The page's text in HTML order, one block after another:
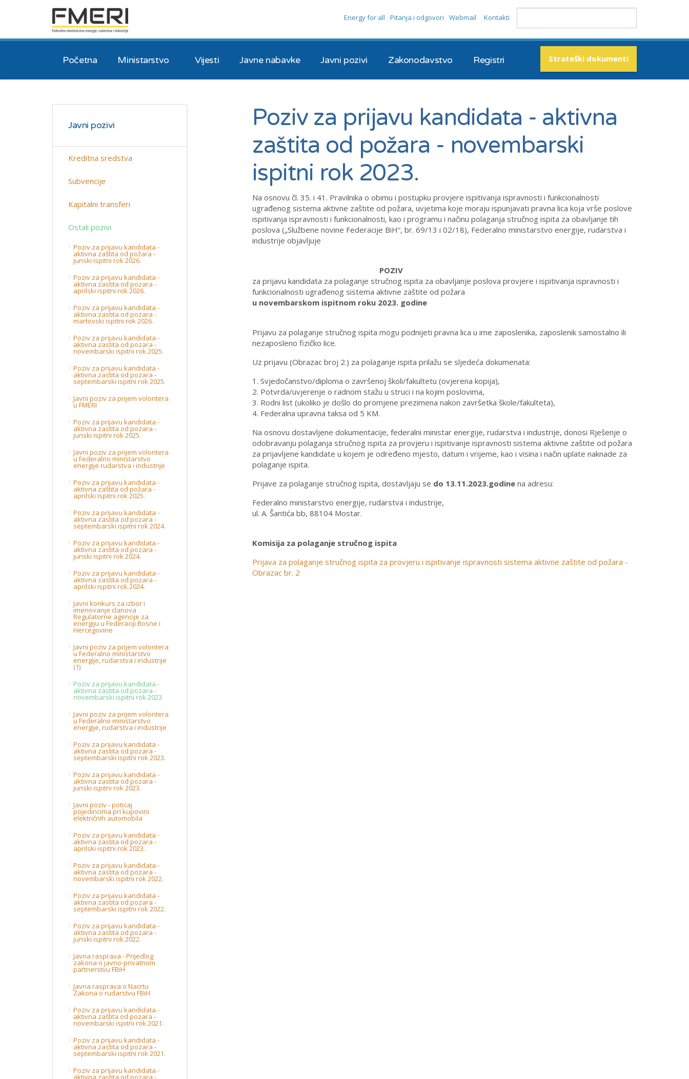
Strateški dokumenti
Početna Ministarstvo Vijesti Javne nabavke Javni pozivi Zakonodavstvo Registri
Energy for all Pitanja i odgovori Webmail Kontakti
Poziv za prijavu kandidata - aktivna
zaštita od požara - novembarski
ispitni rok 2023.
Na osnovu čl. 35. i 41. Pravilnika o obimu i postupku provjere ispitivanja ispravnosti i funkcionalnosti
ugrađenog sistema aktivne zaštite od požara, uvjetima koje moraju ispunjavati pravna lica koja vrše poslove
ispitivanja ispravnosti i funkcionalnosti, kao i programu i načinu polaganja stručnog ispita za obavljanje tih
poslova („Službene novine Federacije BiH“, br. 69/13 i 02/18), Federalno ministarstvo energije, rudarstva i
industrije objavljuje
POZIV
za prijavu kandidata za polaganje stručnog ispita za obavljanje poslova provjere i ispitivanja ispravnosti i
funkcionalnosti ugrađenog sistema aktivne zaštite od požara
u novembarskom ispitnom roku 2023. godine
Prijavu za polaganje stručnog ispita mogu podnijeti pravna lica u ime zaposlenika, zaposlenik samostalno ili
nezaposleno fizičko lice.
Uz prijavu (Obrazac broj 2.) za polaganje ispita prilažu se sljedeća dokumenata:
1. Svjedočanstvo/diploma o završenoj školi/fakultetu (ovjerena kopija),
2. Potvrda/uvjerenje o radnom stažu u struci i na kojim poslovima,
3. Rodni list (ukoliko je došlo do promjene prezimena nakon završetka škole/fakulteta),
4. Federalna upravna taksa od 5 KM.
Na osnovu dostavljene dokumentacije, federalni ministar energije, rudarstva i industrije, donosi Rješenje o
odobravanju polaganja stručnog ispita za provjeru i ispitivanje ispravnosti sistema aktivne zaštite od požara
za prijavljene kandidate u kojem je određeno mjesto, datum i vrijeme, kao i visina i način uplate naknade za
polaganje ispita.
Prijave za polaganje stručnog ispita, dostavljaju se do 13.11.2023.godine na adresu:
Federalno ministarstvo energije, rudarstva i industrije,
ul. A. Šantića bb, 88104 Mostar.
Komisija za polaganje stručnog ispita
Prijava za polaganje stručnog ispita za provjeru i ispitivanje ispravnosti sistema aktivne zaštite od požara -
Obrazac br. 2
Javni pozivi
Kreditna sredstva
Subvencije
Kapitalni transferi
Ostali pozivi
Poziv za prijavu kandidata -
aktivna zaštita od požara -
junski ispitni rok 2026.
Poziv za prijavu kandidata -
aktivna zastita od pozara -
aprilski ispitni rok 2026.
Poziv za prijavu kandidata -
aktivna zastita od pozara -
martovski ispitni rok 2026.
Poziv za prijavu kandidata -
aktivna zastita od pozara -
novembarski ispitni rok 2025.
Poziv za prijavu kandidata -
aktivna zastita od pozara -
septembarski ispitni rok 2025.
Javni poziv za prijem volontera
u FMERI
Poziv za prijavu kandidata -
aktivna zastita od pozara -
junski ispitni rok 2025.
Javni poziv za prijem volontera
u Federalno ministarstvo
energije rudarstva i industrije
Poziv za prijavu kandidata -
aktivna zaštita od požara -
aprilski ispitni rok 2025.
Poziv za prijavu kandidata -
aktivna zastita od pozara -
septembarski ispitni rok 2024.
Poziv za prijavu kandidata -
aktivna zastita od pozara -
junski ispitni rok 2024.
Poziv za prijavu kandidata -
aktivna zastita od pozara -
aprilski ispitni rok 2024.
Javni konkurs za izbor i
imenovanje clanova
Regulatorne agencije za
energiju u Federaciji Bosne i
Hercegovine
Javni poziv za prijem volontera
u Federalno ministarstvo
energije, rudarstva i industrije
(1)
Poziv za prijavu kandidata -
aktivna zastita od pozara -
novembarski ispitni rok 2023.
Javni poziv za prijem volontera
u Federalno ministarstvo
energije, rudarstva i industrije
Poziv za prijavu kandidata -
aktivna zastita od pozara -
septembarski ispitni rok 2023.
Poziv za prijavu kandidata -
aktivna zastita od pozara -
junski ispitni rok 2023.
Javni poziv - poticaj
pojedincima pri kupovini
električnih automobila
Poziv za prijavu kandidata -
aktivna zastita od pozara -
aprilski ispitni rok 2023.
Poziv za prijavu kandidata -
aktivna zastita od pozara -
novembarski ispitni rok 2022.
Poziv za prijavu kandidata -
aktivna zastita od pozara -
septembarski ispitni rok 2022.
Poziv za prijavu kandidata -
aktivna zastita od pozara -
junski ispitni rok 2022.
Javna rasprava - Prijedlog
zakona o javno-privatnom
partnerstvu FBiH
Javna rasprava o Nacrtu
Zakona o rudarstvu FBiH
Poziv za prijavu kandidata -
aktivna zaštita od pozara -
novembarski ispitni rok 2021.
Poziv za prijavu kandidata -
aktivna zastita od pozara -
septembarski ispitni rok 2021.
Poziv za prijavu kandidata -
aktivna zastita od pozara -